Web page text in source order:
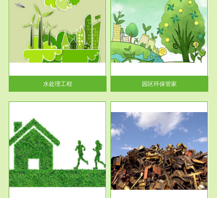
水处理工程
服务范围
园区环保管家
2016 年 4 月，环保部下发《关
于积极发挥环境保护作用促进供
给侧结...
园区环保管家
服务范围
固体危险废物处理
固体废物解释：固体废物是指人
们在生产建设、日常生活和其他